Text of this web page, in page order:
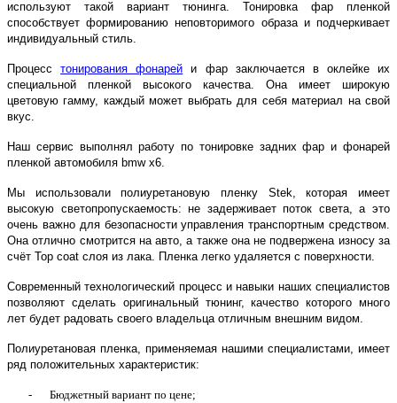
используют такой вариант тюнинга. Тонировка фар пленкой
способствует формированию неповторимого образа и подчеркивает
индивидуальный стиль.
Процесстонирования фонарей и фар заключается в оклейке их
специальной пленкой высокого качества. Она имеет широкую
цветовую гамму, каждый может выбрать для себя материал на свой
вкус.
Наш сервис выполнял работу по тонировке задних фар и фонарей
пленкой автомобиля bmw x6.
Мы использовали полиуретановую пленку Stek, которая имеет
высокую светопропускаемость: не задерживает поток света, а это
очень важно для безопасности управления транспортным средством.
Она отлично смотрится на авто, а также она не подвержена износу за
счёт Top coat слоя из лака. Пленка легко удаляется с поверхности.
Современный технологический процесс и навыки наших специалистов
позволяют сделать оригинальный тюнинг, качество которого много
лет будет радовать своего владельца отличным внешним видом.
Полиуретановая пленка, применяемая нашими специалистами, имеет
ряд положительных характеристик:
- Бюджетный вариант по цене;